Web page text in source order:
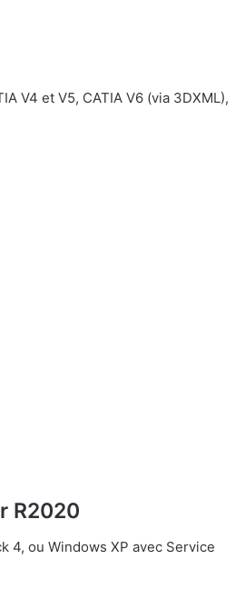
V4 et V5, CATIA V6 (via 3DXML),
R2020
4, ou Windows XP avec Service